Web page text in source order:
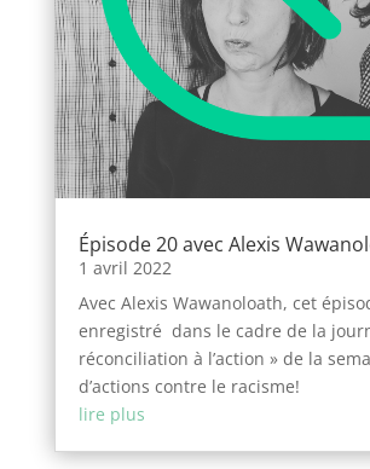
Épisode 20 avec Alexis
1 avril 2022
Avec Alexis Wawanoloath, cet
enregistré dans le cadre de la
réconciliation à l’action » de la
d’actions contre le racisme!
lire plus